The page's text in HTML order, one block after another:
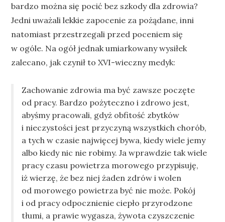
bardzo można się pocić bez szkody dla zdrowia?
Jedni uważali lekkie zapocenie za pożądane, inni
natomiast przestrzegali przed poceniem się
w ogóle. Na ogół jednak umiarkowany wysiłek
zalecano, jak czynił to XVI-wieczny medyk:
Zachowanie zdrowia ma być zawsze poczęte
od pracy. Bardzo pożyteczno i zdrowo jest,
abyśmy pracowali, gdyż obfitość zbytków
i nieczystości jest przyczyną wszystkich chorób,
a tych w czasie najwięcej bywa, kiedy wiele jemy
albo kiedy nic nie robimy. Ja wprawdzie tak wiele
pracy czasu powietrza morowego przypisuję,
iż wierzę, że bez niej żaden zdrów i wolen
od morowego powietrza być nie może. Pokój
i od pracy odpocznienie ciepło przyrodzone
tłumi, a prawie wygasza, żywota czyszczenie